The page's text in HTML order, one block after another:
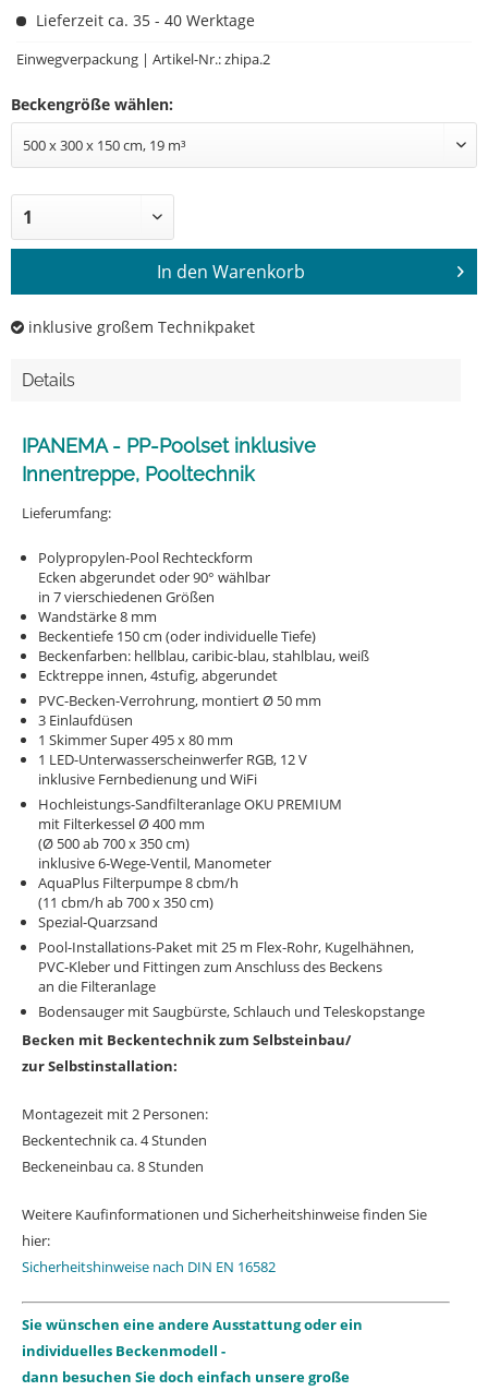
Lieferzeit ca. 35 - 40 Werktage
Einwegverpackung | Artikel-Nr.: zhipa.2
Beckengröße wählen:
In den Warenkorb
inklusive großem Technikpaket
Details
IPANEMA - PP-Poolset inklusive
Innentreppe, Pooltechnik
Lieferumfang:
Polypropylen-Pool Rechteckform
Ecken abgerundet oder 90° wählbar
in 7 vierschiedenen Größen
Wandstärke 8 mm
Beckentiefe 150 cm (oder individuelle Tiefe)
Beckenfarben: hellblau, caribic-blau, stahlblau, weiß
Ecktreppe innen, 4stufig, abgerundet
PVC-Becken-Verrohrung, montiert Ø 50 mm
3 Einlaufdüsen
1 Skimmer Super 495 x 80 mm
1 LED-Unterwasserscheinwerfer RGB, 12 V
inklusive Fernbedienung und WiFi
Hochleistungs-Sandfilteranlage OKU PREMIUM
mit Filterkessel Ø 400 mm
(Ø 500 ab 700 x 350 cm)
inklusive 6-Wege-Ventil, Manometer
AquaPlus Filterpumpe 8 cbm/h
(11 cbm/h ab 700 x 350 cm)
Spezial-Quarzsand
Pool-Installations-Paket mit 25 m Flex-Rohr, Kugelhähnen,
PVC-Kleber und Fittingen zum Anschluss des Beckens
an die Filteranlage
Bodensauger mit Saugbürste, Schlauch und Teleskopstange
Becken mit Beckentechnik zum Selbsteinbau/
zur Selbstinstallation:
Montagezeit mit 2 Personen:
Beckentechnik ca. 4 Stunden
Beckeneinbau ca. 8 Stunden
Weitere Kaufinformationen und Sicherheitshinweise finden Sie
hier:
Sicherheitshinweise nach DIN EN 16582
Sie wünschen eine andere Ausstattung oder ein
individuelles Beckenmodell -
dann besuchen Sie doch einfach unsere große